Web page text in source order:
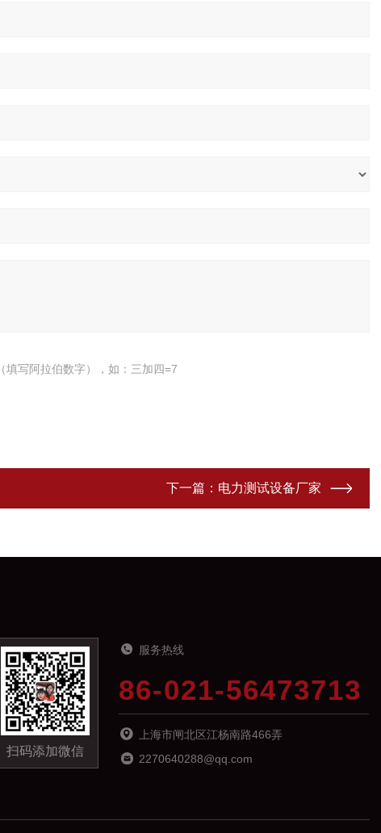
填写阿拉伯数字），如：三加四=7
下一篇： 电力测试设备厂家
扫码添加微信
服务热线
86-021-56473713
上海市闸北区江杨南路466弄
2270640288@qq.com